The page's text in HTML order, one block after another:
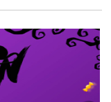
до производство.